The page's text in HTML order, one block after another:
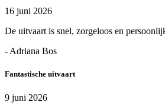
16 juni 2026
De uitvaart is snel, zorgeloos en
- Adriana Bos
Fantastische uitvaart
9 juni 2026